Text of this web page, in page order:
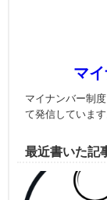
マ
マイナンバー制
て発信しています
最近書いた記